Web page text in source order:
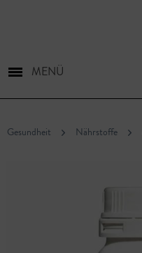
MENÜ
Gesundheit Nährstoffe